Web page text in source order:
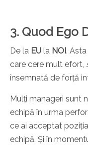
3. Quod Ego
De la EU la NOI .
care cere mult efort,
însemnată de forță
Mulți manageri sunt
echipă în urma
ce ai acceptat
echipă. Și în